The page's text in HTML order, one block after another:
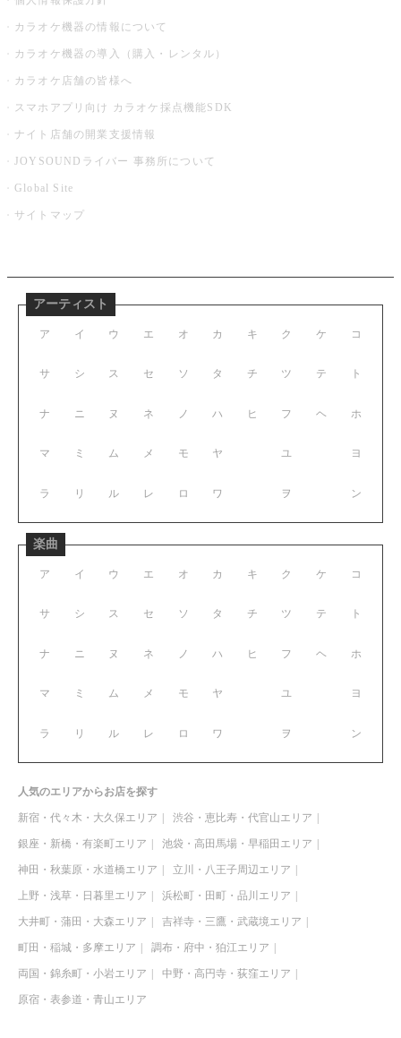
カラオケ機器の情報について
カラオケ機器の導入（購入・レンタル）
カラオケ店舗の皆様へ
スマホアプリ向け カラオケ採点機能SDK
ナイト店舗の開業支援情報
JOYSOUNDライバー 事務所について
Global Site
サイトマップ
アーティスト
ア イ ウ エ オ
サ シ ス セ ソ
ナ ニ ヌ ネ ノ
マ ミ ム メ モ
ラ リ ル レ ロ
カ キ ク ケ コ
タ チ ツ テ ト
ハ ヒ フ ヘ ホ
ヤ ユ ヨ
ワ ヲ ン
楽曲
ア イ ウ エ オ
サ シ ス セ ソ
ナ ニ ヌ ネ ノ
マ ミ ム メ モ
ラ リ ル レ ロ
カ キ ク ケ コ
タ チ ツ テ ト
ハ ヒ フ ヘ ホ
ヤ ユ ヨ
ワ ヲ ン
人気のエリアからお店を探す
新宿・代々木・大久保エリア 渋谷・恵比寿・代官山エリア
銀座・新橋・有楽町エリア 池袋・高田馬場・早稲田エリア
神田・秋葉原・水道橋エリア 立川・八王子周辺エリア
上野・浅草・日暮里エリア 浜松町・田町・品川エリア
大井町・蒲田・大森エリア 吉祥寺・三鷹・武蔵境エリア
町田・稲城・多摩エリア 調布・府中・狛江エリア
両国・錦糸町・小岩エリア 中野・高円寺・荻窪エリア
原宿・表参道・青山エリア